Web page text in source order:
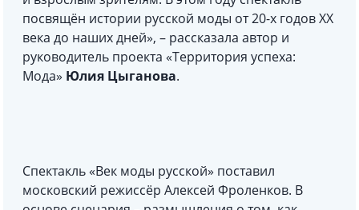
посвящён истории русской моды от 20-х годов ХХ
века до наших дней», – рассказала автор и
руководитель проекта «Территория успеха:
Мода» Юлия Цыганова.
Спектакль «Век моды русской» поставил
московский режиссёр Алексей Фроленков. В